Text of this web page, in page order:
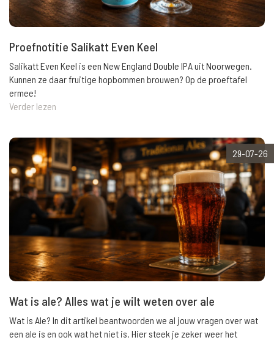
Proefnotitie Salikatt Even Keel
Salikatt Even Keel is een New England Double IPA uit Noorwegen.
Kunnen ze daar fruitige hopbommen brouwen? Op de proeftafel
ermee!
Verder lezen
29-07-26
Wat is ale? Alles wat je wilt weten over ale
Wat is Ale? In dit artikel beantwoorden we al jouw vragen over wat
een ale is en ook wat het niet is. Hier steek je zeker weer het